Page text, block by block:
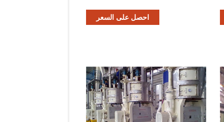
اللفت آلة الصحافة مصنع والمصدرين، 7-
10Tons
احصل على السعر